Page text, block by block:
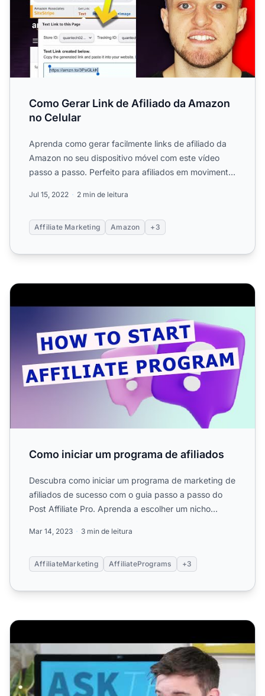
Como Gerar Link de Afiliado da Amazon
no Celular
Aprenda como gerar facilmente links de afiliado da
Amazon no seu dispositivo móvel com este vídeo
passo a passo. Perfeito para afiliados em movimento,
Jul 15, 2022 2 min de leitura
Affiliate Marketing Amazon +3
Como iniciar um programa de afiliados
Como iniciar um programa de afiliados
Descubra como iniciar um programa de marketing de
afiliados de sucesso com o guia passo a passo do
Post Affiliate Pro. Aprenda a escolher um nicho
Mar 14, 2023 3 min de leitura
AffiliateMarketing AffiliatePrograms +3
Como Medir o Sucesso de Campanhas de Marketing de